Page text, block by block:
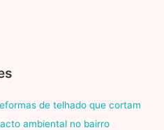
de telhado que cortam
ambiental no bairro